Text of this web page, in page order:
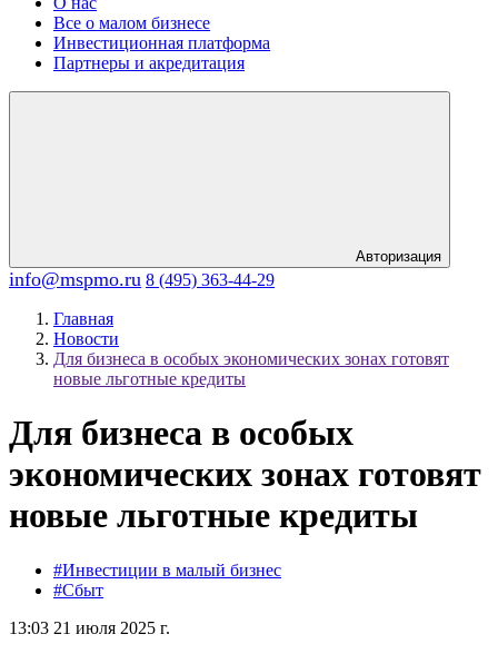
Все о малом бизнесе
Инвестиционная платформа
Партнеры и акредитация
Авторизация
info@mspmo.ru 8 (495) 363-44-29
Главная
Новости
Для бизнеса в особых экономических зонах готовят
новые льготные кредиты
Для бизнеса в особых
экономических зонах готовят
новые льготные кредиты
#Инвестиции в малый бизнес
#Сбыт
13:03 21 июля 2025 г.